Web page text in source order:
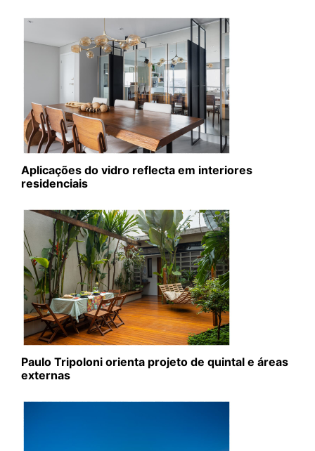
Aplicações do vidro reflecta em interiores
residenciais
Paulo Tripoloni orienta projeto de quintal e áreas
externas